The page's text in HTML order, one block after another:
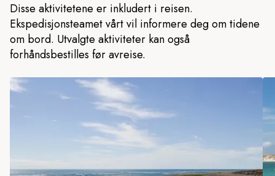
Disse aktivitetene er inkludert i reisen.
Ekspedisjonsteamet vårt vil informere deg om tidene
om bord. Utvalgte aktiviteter kan også
forhåndsbestilles før avreise.